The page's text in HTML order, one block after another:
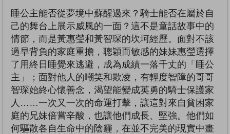
睡公主能否從夢境中蘇醒過來？騎士能否在屬於自
己的舞台上展示威風的一面？這不是童話故事中的
情節，而是黃惠瑩和黃智琛的坎坷經歷。面對不該
過早背負的家庭重擔，聰穎而敏感的妹妹惠瑩選擇
了用終日睡覺來逃避，成為成績一落千丈的「睡公
主」；面對他人的嘲笑和欺凌，有輕度智障的哥哥
智琛始終心懷善念，渴望能變成英勇的騎士保護家
人……一次又一次的命運打擊，讓這對來自貧困家
庭的兄妹倍嘗辛酸，也讓他們成長、堅強。他們如
何驅散各自生命中的陰霾，在並不完美的現實中畫